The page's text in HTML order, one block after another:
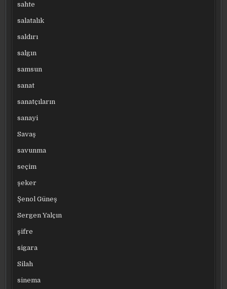
sahte
salatalık
saldırı
salgın
samsun
sanat
sanatçıların
sanayi
Savaş
savunma
seçim
şeker
Şenol Güneş
Sergen Yalçın
şifre
sigara
Silah
sinema